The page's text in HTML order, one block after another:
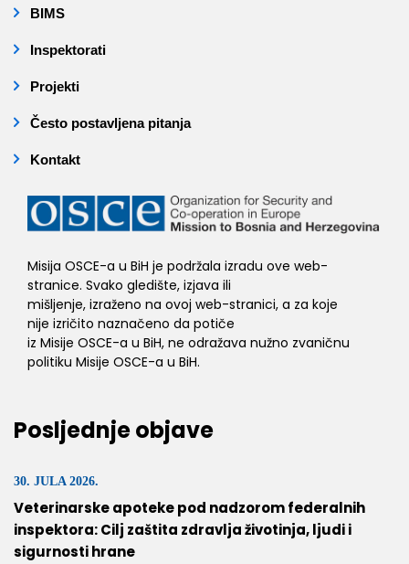
BIMS
Inspektorati
Projekti
Često postavljena pitanja
Kontakt
Misija OSCE-a u BiH je podržala izradu ove web-
stranice. Svako gledište, izjava ili
mišljenje, izraženo na ovoj web-stranici, a za koje
nije izričito naznačeno da potiče
iz Misije OSCE-a u BiH, ne odražava nužno zvaničnu
politiku Misije OSCE-a u BiH.
Posljednje objave
30. JULA 2026.
Veterinarske apoteke pod nadzorom federalnih
inspektora: Cilj zaštita zdravlja životinja, ljudi i
sigurnosti hrane